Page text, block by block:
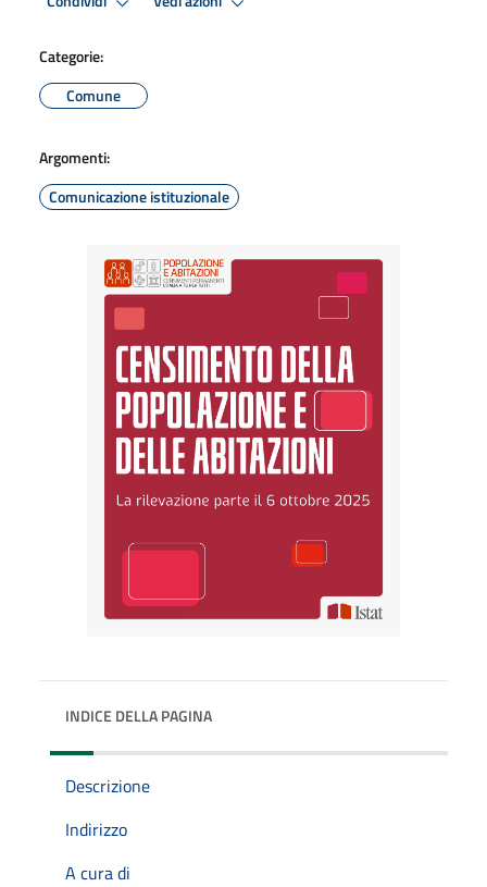
Categorie:
Comune
Argomenti:
Comunicazione istituzionale
INDICE DELLA PAGINA
Descrizione
Indirizzo
A cura di